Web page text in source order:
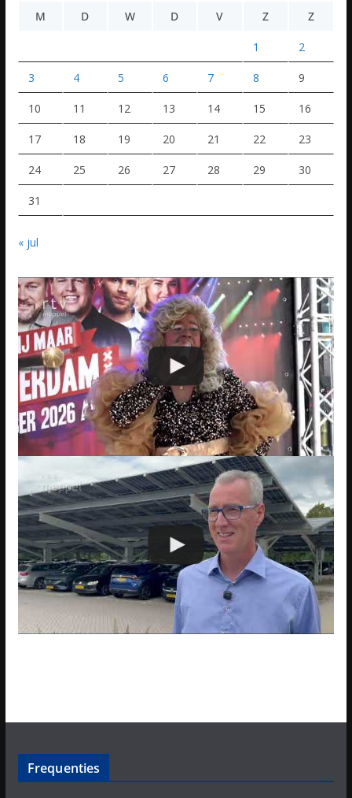
M
D W D V Z Z
1 2
3 4 5 6 7 8 9
10 11 12 13 14 15 16
17 18 19 20 21 22 23
24 25 26 27 28 29 30
31
« jul
Frequenties